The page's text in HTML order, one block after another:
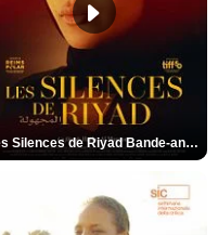
Les Silences de Riyad Bande-annonce VO STFR